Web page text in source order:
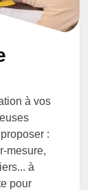
à vos
:
mesure,
à
pour